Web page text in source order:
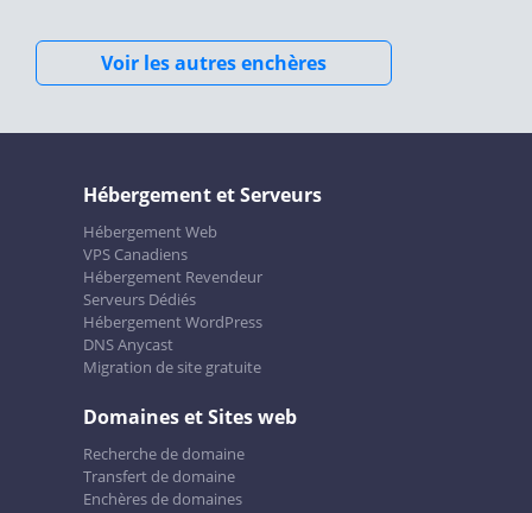
Voir les autres enchères
Hébergement et Serveurs
Hébergement Web
VPS Canadiens
Hébergement Revendeur
Serveurs Dédiés
Hébergement WordPress
DNS Anycast
Migration de site gratuite
Domaines et Sites web
Recherche de domaine
Transfert de domaine
Enchères de domaines